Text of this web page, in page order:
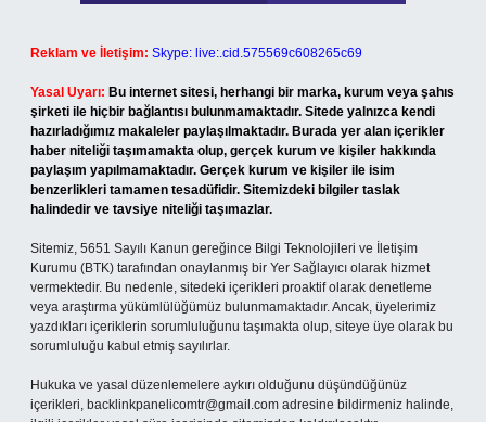
Reklam ve İletişim: Skype: live:.cid.575569c608265c69
Yasal Uyarı: Bu internet sitesi, herhangi bir marka, kurum veya şahıs
şirketi ile hiçbir bağlantısı bulunmamaktadır. Sitede yalnızca kendi
hazırladığımız makaleler paylaşılmaktadır. Burada yer alan içerikler
haber niteliği taşımamakta olup, gerçek kurum ve kişiler hakkında
paylaşım yapılmamaktadır. Gerçek kurum ve kişiler ile isim
benzerlikleri tamamen tesadüfidir. Sitemizdeki bilgiler taslak
halindedir ve tavsiye niteliği taşımazlar.
Sitemiz, 5651 Sayılı Kanun gereğince Bilgi Teknolojileri ve İletişim
Kurumu (BTK) tarafından onaylanmış bir Yer Sağlayıcı olarak hizmet
vermektedir. Bu nedenle, sitedeki içerikleri proaktif olarak denetleme
veya araştırma yükümlülüğümüz bulunmamaktadır. Ancak, üyelerimiz
yazdıkları içeriklerin sorumluluğunu taşımakta olup, siteye üye olarak bu
sorumluluğu kabul etmiş sayılırlar.
Hukuka ve yasal düzenlemelere aykırı olduğunu düşündüğünüz
içerikleri, backlinkpanelicomtr@gmail.com adresine bildirmeniz halinde,